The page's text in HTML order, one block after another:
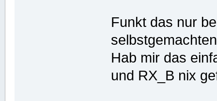
Funkt das nur
Hab mir das
und RX_B nix